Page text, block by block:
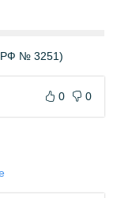
РФ № 3251)
0 0